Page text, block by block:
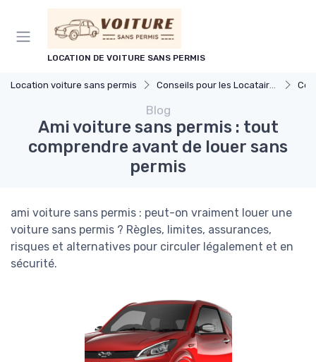
LOCATION DE VOITURE SANS PERMIS
Location voiture sans permis Conseils pour les Locataires
Blog
Ami voiture sans permis : tout
comprendre avant de louer sans
permis
ami voiture sans permis : peut-on vraiment louer une
voiture sans permis ? Règles, limites, assurances,
risques et alternatives pour circuler légalement et en
sécurité.